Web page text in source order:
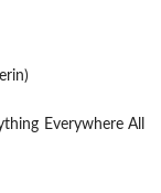
Everywhere All